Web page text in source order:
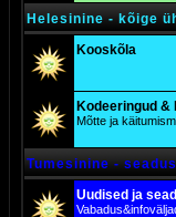
Helesinine - kõige
Kooskõla
Kodeeringud &
Mõtte ja
Tumesinine -
Uudised ja